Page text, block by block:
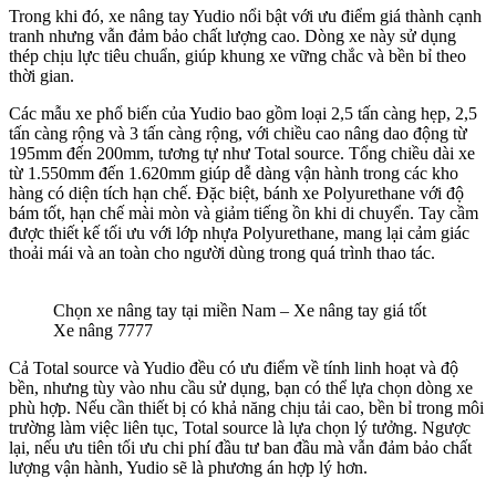
Trong khi đó, xe nâng tay Yudio nổi bật với ưu điểm giá thành cạnh
tranh nhưng vẫn đảm bảo chất lượng cao. Dòng xe này sử dụng
thép chịu lực tiêu chuẩn, giúp khung xe vững chắc và bền bỉ theo
thời gian.
Các mẫu xe phổ biến của Yudio bao gồm loại 2,5 tấn càng hẹp, 2,5
tấn càng rộng và 3 tấn càng rộng, với chiều cao nâng dao động từ
195mm đến 200mm, tương tự như Total source. Tổng chiều dài xe
từ 1.550mm đến 1.620mm giúp dễ dàng vận hành trong các kho
hàng có diện tích hạn chế. Đặc biệt, bánh xe Polyurethane với độ
bám tốt, hạn chế mài mòn và giảm tiếng ồn khi di chuyển. Tay cầm
được thiết kế tối ưu với lớp nhựa Polyurethane, mang lại cảm giác
thoải mái và an toàn cho người dùng trong quá trình thao tác.
Chọn xe nâng tay tại miền Nam – Xe nâng tay giá tốt
Xe nâng 7777
Cả Total source và Yudio đều có ưu điểm về tính linh hoạt và độ
bền, nhưng tùy vào nhu cầu sử dụng, bạn có thể lựa chọn dòng xe
phù hợp. Nếu cần thiết bị có khả năng chịu tải cao, bền bỉ trong môi
trường làm việc liên tục, Total source là lựa chọn lý tưởng. Ngược
lại, nếu ưu tiên tối ưu chi phí đầu tư ban đầu mà vẫn đảm bảo chất
lượng vận hành, Yudio sẽ là phương án hợp lý hơn.